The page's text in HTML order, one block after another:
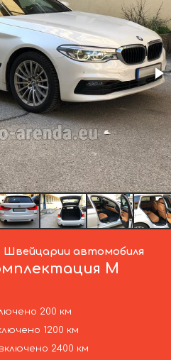
автомобиля
М
200 км
1200 км
2400 км